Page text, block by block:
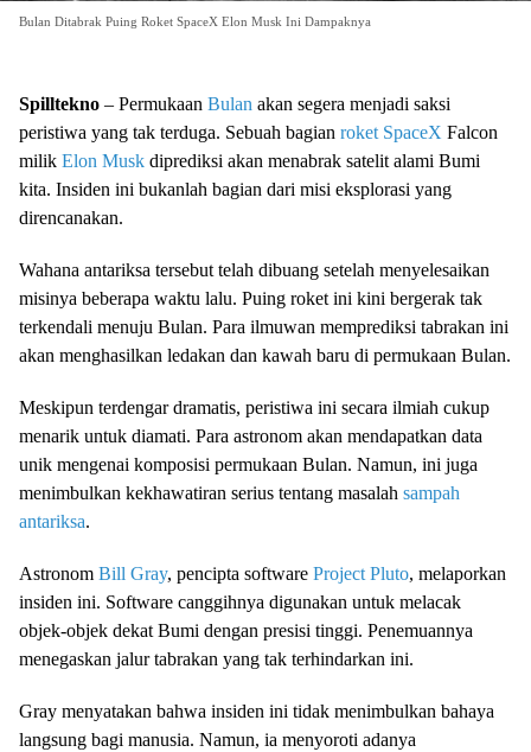
Bulan Ditabrak Puing Roket SpaceX Elon Musk Ini Dampaknya
Spilltekno – Permukaan Bulan akan segera menjadi saksi
peristiwa yang tak terduga. Sebuah bagian roket SpaceX Falcon
milik Elon Musk diprediksi akan menabrak satelit alami Bumi
kita. Insiden ini bukanlah bagian dari misi eksplorasi yang
direncanakan.
Wahana antariksa tersebut telah dibuang setelah menyelesaikan
misinya beberapa waktu lalu. Puing roket ini kini bergerak tak
terkendali menuju Bulan. Para ilmuwan memprediksi tabrakan ini
akan menghasilkan ledakan dan kawah baru di permukaan Bulan.
Meskipun terdengar dramatis, peristiwa ini secara ilmiah cukup
menarik untuk diamati. Para astronom akan mendapatkan data
unik mengenai komposisi permukaan Bulan. Namun, ini juga
menimbulkan kekhawatiran serius tentang masalah sampah
antariksa.
Astronom Bill Gray, pencipta software Project Pluto, melaporkan
insiden ini. Software canggihnya digunakan untuk melacak
objek-objek dekat Bumi dengan presisi tinggi. Penemuannya
menegaskan jalur tabrakan yang tak terhindarkan ini.
Gray menyatakan bahwa insiden ini tidak menimbulkan bahaya
langsung bagi manusia. Namun, ia menyoroti adanya